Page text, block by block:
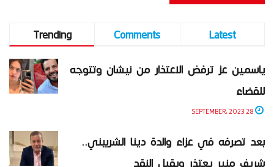
Trending Comments
Latest
ياسمين عز ترفض الاعتذار من نيشان وتتوجه
للقضاء
بعد تصرفه في عزاء والدة دينا الشربيني..
شريف منير يعتذر ويقبل النقد